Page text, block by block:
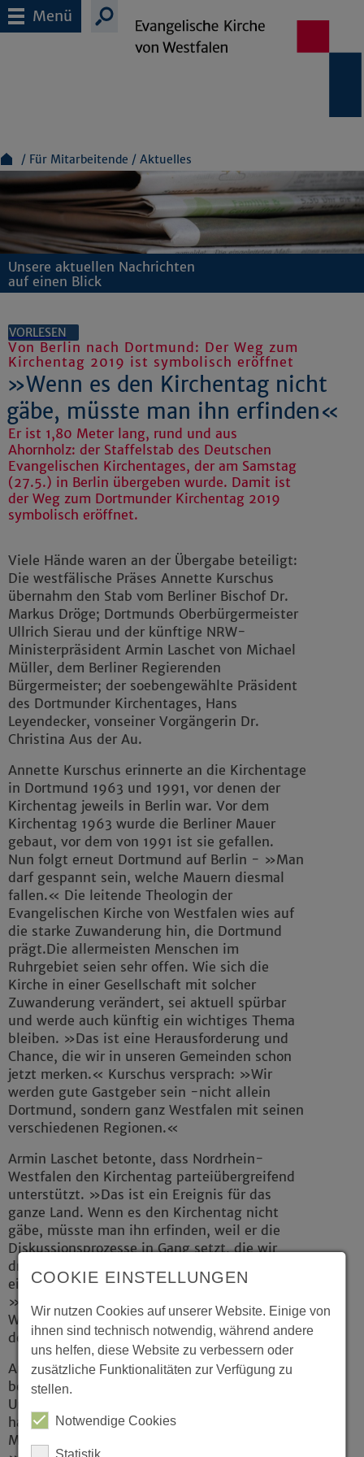
Menü
Für Mitarbeitende Aktuelles
Unsere aktuellen Nachrichten
auf einen Blick
VORLESEN
Von Berlin nach Dortmund: Der Weg zum
Kirchentag 2019 ist symbolisch eröffnet
»Wenn es den Kirchentag nicht
gäbe, müsste man ihn erfinden«
Er ist 1,80 Meter lang, rund und aus
Ahornholz: der Staffelstab des Deutschen
Evangelischen Kirchentages, der am Samstag
(27.5.) in Berlin übergeben wurde. Damit ist
der Weg zum Dortmunder Kirchentag 2019
symbolisch eröffnet.
Viele Hände waren an der Übergabe beteiligt:
Die westfälische Präses Annette Kurschus
übernahm den Stab vom Berliner Bischof Dr.
Markus Dröge; Dortmunds Oberbürgermeister
Ullrich Sierau und der künftige NRW-
Ministerpräsident Armin Laschet von Michael
Müller, dem Berliner Regierenden
Bürgermeister; der soebengewählte Präsident
des Dortmunder Kirchentages, Hans
Leyendecker, vonseiner Vorgängerin Dr.
Christina Aus der Au.
Annette Kurschus erinnerte an die Kirchentage
in Dortmund 1963 und 1991, vor denen der
Kirchentag jeweils in Berlin war. Vor dem
Kirchentag 1963 wurde die Berliner Mauer
gebaut, vor dem von 1991 ist sie gefallen.
Nun folgt erneut Dortmund auf Berlin - »Man
darf gespannt sein, welche Mauern diesmal
fallen.« Die leitende Theologin der
Evangelischen Kirche von Westfalen wies auf
die starke Zuwanderung hin, die Dortmund
prägt.Die allermeisten Menschen im
Ruhrgebiet seien sehr offen. Wie sich die
Kirche in einer Gesellschaft mit solcher
Zuwanderung verändert, sei aktuell spürbar
und werde auch künftig ein wichtiges Thema
bleiben. »Das ist eine Herausforderung und
Chance, die wir in unseren Gemeinden schon
jetzt merken.« Kurschus versprach: »Wir
werden gute Gastgeber sein -nicht allein
Dortmund, sondern ganz Westfalen mit seinen
verschiedenen Regionen.«
Armin Laschet betonte, dass Nordrhein-
Westfalen den Kirchentag parteiübergreifend
unterstützt. »Das ist ein Ereignis für das
ganze Land. Wenn es den Kirchentag nicht
gäbe, müsste man ihn erfinden, weil er die
Diskussionsprozesse in Gang setzt, die wir
dringend brauchen.»Kirche müsse sich
einmischen, sagte der CDU-Politiker, denn:
»Die christliche Botschaft betrifft die ganze
Welt. Diese Botschaft ist das Beste, was man
der Welt anbieten kann.«
Auch Oberbürgermeister Ullrich Sierau
bekannte sich uneingeschränkt zur
Unterstützung des Kirchentages. Im Stadtrat
hatte es durchaus Gegenwind gegen die
Mitfinanzierung durch die Stadt gegeben –
COOKIE EINSTELLUNGEN
Wir nutzen Cookies auf unserer Website. Einige von
ihnen sind technisch notwendig, während andere
uns helfen, diese Website zu verbessern oder
zusätzliche Funktionalitäten zur Verfügung zu
stellen.
Notwendige Cookies
Statistik